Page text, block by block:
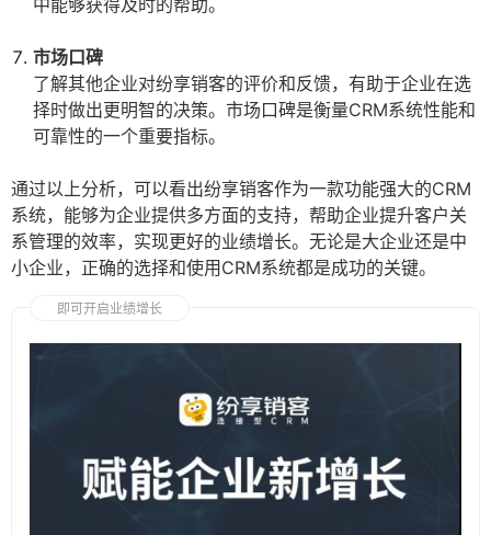
中能够获得及时的帮助。
市场口碑
了解其他企业对纷享销客的评价和反馈，有助于企业在选
择时做出更明智的决策。市场口碑是衡量CRM系统性能和
可靠性的一个重要指标。
通过以上分析，可以看出纷享销客作为一款功能强大的CRM
系统，能够为企业提供多方面的支持，帮助企业提升客户关
系管理的效率，实现更好的业绩增长。无论是大企业还是中
小企业，正确的选择和使用CRM系统都是成功的关键。
即可开启业绩增长